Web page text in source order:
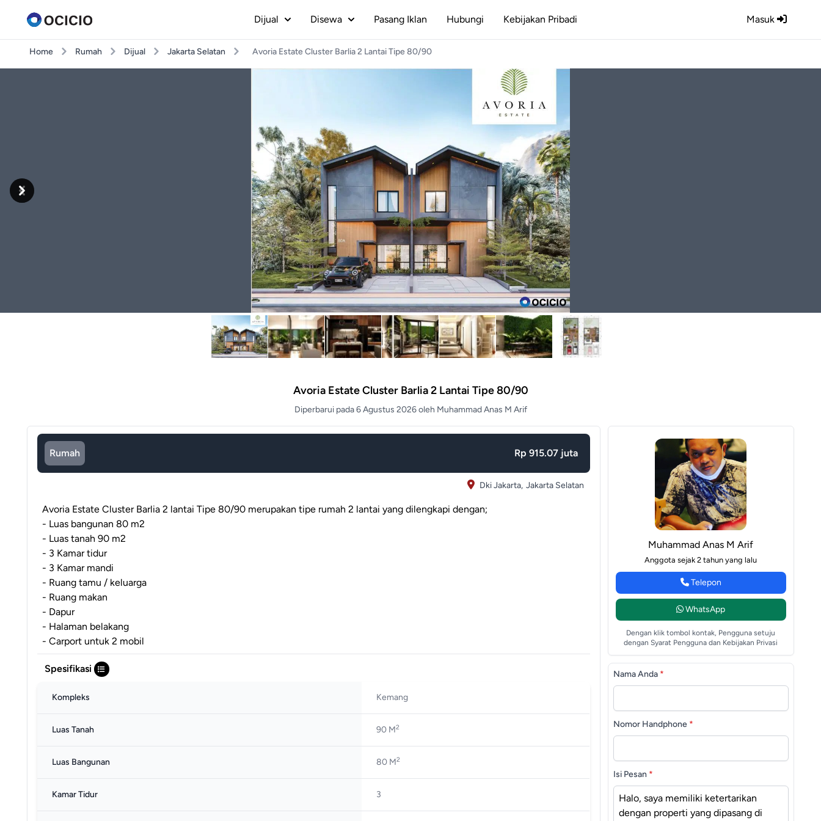
Masuk
Dijual Disewa Pasang Iklan Hubungi Kebijakan Pribadi
Home Rumah Dijual Jakarta Selatan Avoria Estate Cluster Barlia 2 Lantai Tipe 80/90
Previous
Next
Avoria Estate Cluster Barlia 2 Lantai Tipe 80/90
Diperbarui pada 6 Agustus 2026 oleh Muhammad Anas M Arif
Rumah Rp 915.07 juta
Dki Jakarta, Jakarta Selatan
Avoria Estate Cluster Barlia 2 lantai Tipe 80/90 merupakan tipe rumah 2 lantai yang dilengkapi dengan;
- Luas bangunan 80 m2
- Luas tanah 90 m2
- 3 Kamar tidur
- 3 Kamar mandi
- Ruang tamu / keluarga
- Ruang makan
- Dapur
- Halaman belakang
- Carport untuk 2 mobil
Spesifikasi
Kompleks Kemang
Luas Tanah 90 M2
Luas Bangunan 80 M2
Kamar Tidur 3
Muhammad Anas M Arif
Anggota sejak 2 tahun yang lalu
Telepon
WhatsApp
Dengan klik tombol kontak, Pengguna setuju
dengan Syarat Pengguna dan Kebijakan Privasi
Nama Anda *
Nomor Handphone *
Isi Pesan *